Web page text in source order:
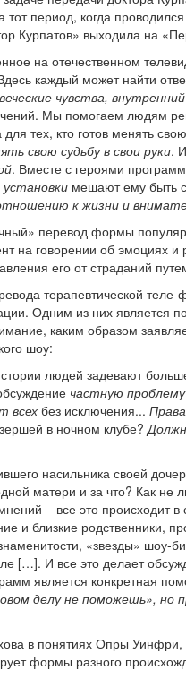
период, когда
Курпатов» выходила на
на отечественном
каждый может найти
чувства,
Мы помогаем людям
тех, кто готов менять
свою судьбу в свои руки.
. Вместе с героями
мешают ему быть
к жизни и
перевод формы
на говорении об эмоциях
его от страданий
терапевтической
Одним из них является
каким образом
шоу:
людей задевают
частную
всехбез исключения...
в ночном клубе?
насильника своей
матери и за что? Как
– все это происходит в
и близкие родственники,
«звезды» шоу-
[…]. И все это делает
является конкретная
делу не поможешь», но
в понятиях Опры Уинфри,
формы разного